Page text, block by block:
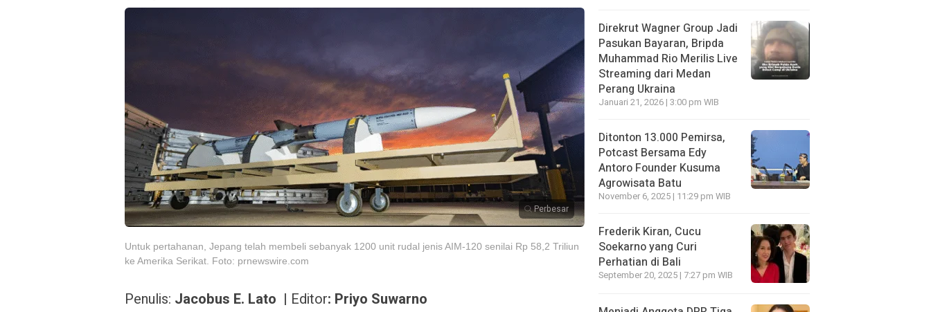
Perbesar
Untuk pertahanan, Jepang telah membeli sebanyak 1200 unit rudal jenis AIM-120 senilai Rp 58,2 Triliun
ke Amerika Serikat. Foto: prnewswire.com
Penulis: Jacobus E. Lato | Editor: Priyo Suwarno
Direkrut Wagner Group Jadi
Pasukan Bayaran, Bripda
Muhammad Rio Merilis Live
Streaming dari Medan
Perang Ukraina
Januari 21, 2026 | 3:00 pm WIB
Ditonton 13.000 Pemirsa,
Potcast Bersama Edy
Antoro Founder Kusuma
Agrowisata Batu
November 6, 2025 | 11:29 pm WIB
Frederik Kiran, Cucu
Soekarno yang Curi
Perhatian di Bali
September 20, 2025 | 7:27 pm WIB